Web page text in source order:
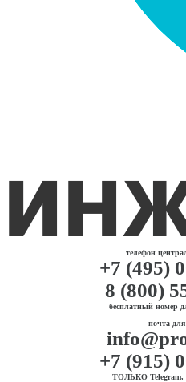
телефон
+7 (495)
8 (800)
бесплатный номер
почта для
+7 (915)
ТОЛЬКО Telegram,